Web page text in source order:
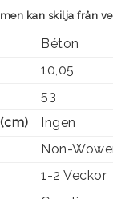
kan skilja från
Béton
10,05
53
Ingen
Non-
1-2 Veckor